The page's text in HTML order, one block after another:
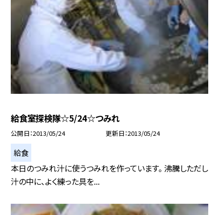
給食室探検隊☆5/24☆つみれ
公開日 2013/05/24 更新日 2013/05/24
給食
本日のつみれ汁に使うつみれを作っています。 沸騰しただし
汁の中に、よく練った具を...